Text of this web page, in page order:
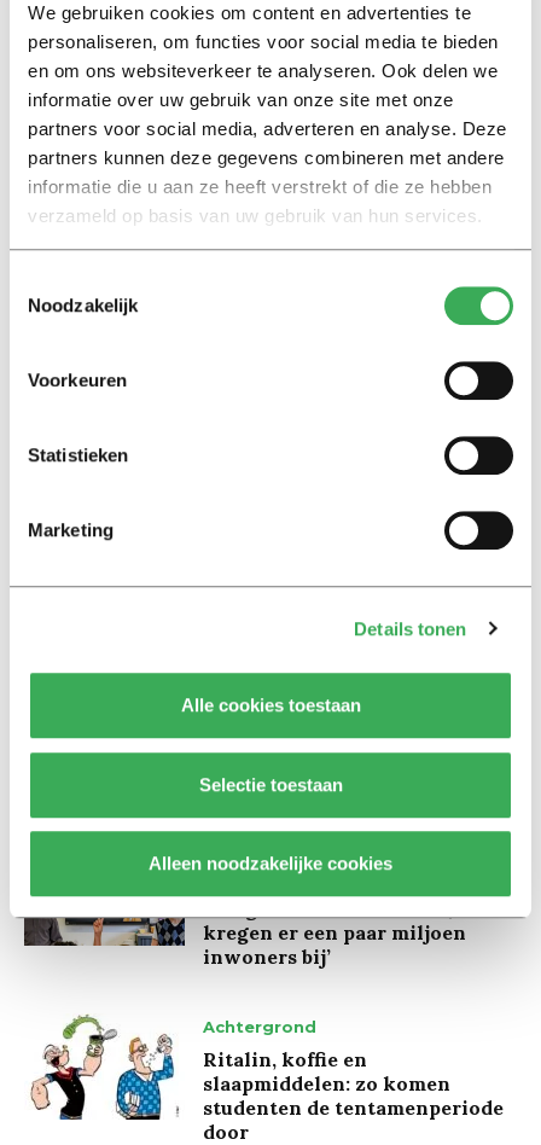
We gebruiken cookies om content en advertenties te
personaliseren, om functies voor social media te bieden
en om ons websiteverkeer te analyseren. Ook delen we
informatie over uw gebruik van onze site met onze
partners voor social media, adverteren en analyse. Deze
partners kunnen deze gegevens combineren met andere
informatie die u aan ze heeft verstrekt of die ze hebben
verzameld op basis van uw gebruik van hun services.
Noodzakelijk
Voorkeuren
Statistieken
Marketing
Details tonen
Alle cookies toestaan
Selectie toestaan
Alleen noodzakelijke cookies
van geschikte hoogleraren gemaakt. Ook hebben ze
eerder dit jaar via hun website een oproep gedaan,
waarbij ze studenten vroegen om de namen van hun
meest inspirerende hoogleraar door te geven (iets wat
overigens nog steeds kan). Of Tilburgse studenten dat
gedaan hebben, is onbekend. Ook is niet duidelijk of er
in de verre toekomst nog Tilburgse hoogleraren hun
opwachting zullen maken.
Update: Jan van Dijk is de eerste Tilburgse hoogleraar
Alexander Klöpping
Interview
Marion Koopmans over online
bedreigingen en desinformatie:
‘Wetenschappers, kom die
ivoren toren uit’
kregen er een paar miljoen
inwoners bij’
Achtergrond
Ritalin, koffie en
slaapmiddelen: zo komen
studenten de tentamenperiode
door